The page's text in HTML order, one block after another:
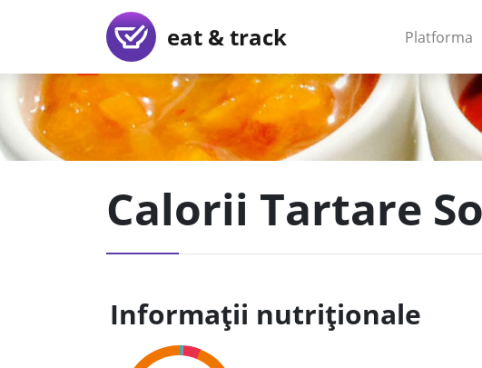
eat & track Platforma
Calorii Tartare
Informații nutriționale